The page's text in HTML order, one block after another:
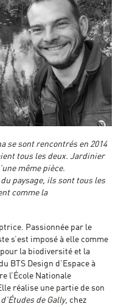
se sont rencontrés en 2014
tous les deux. Jardinier
même pièce.
paysage, ils sont tous les
comme la
Passionnée par le
s’est imposé à elle comme
la biodiversité et la
BTS Design d’Espace à
l’École Nationale
réalise une partie de son
de Gally, chez